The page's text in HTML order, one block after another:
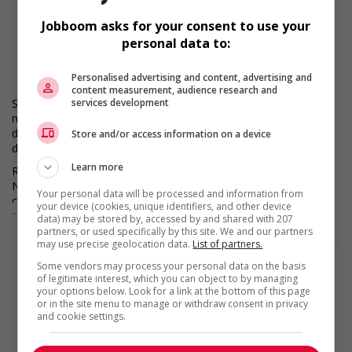
1 année d’expérience dans le domaine du commerce de
détail
1 année d’expérience en supervision d'équipe
Forte habileté à résoudre des problèmes
Minutie
Si vous êtes sélectionné pour une entrevue, veuillez informer
notre équipe en magasin pour vos besoins d'aménagements
durant le processus d'entrevue. Nous ferons le maximum afin
de répondre à vos besoins en matière d'accessibilité.
RONA est déterminée à encourager la diversité et l’inclusion.
Nous étudions la demande d’emploi de l’ensemble des
candidat(e)s qualifié(e)s, sans égard à leur race, couleur,
religion, orientation sexuelle, genre, nationalité d’origine, âge,
handicap ou tout autre statut protégé.
... Lire la suite
RONA inc.
RONA inc. est un chef de file du secteur de la rénovation
Jobboom asks for your consent to use your
personal data to:
Personalised advertising and content, advertising and
content measurement, audience research and
services development
Store and/or access information on a device
Learn more
Your personal data will be processed and information from
your device (cookies, unique identifiers, and other device
data) may be stored by, accessed by and shared with 207
partners, or used specifically by this site. We and our partners
may use precise geolocation data. List of partners.
Some vendors may process your personal data on the basis
of legitimate interest, which you can object to by managing
your options below. Look for a link at the bottom of this page
or in the site menu to manage or withdraw consent in privacy
and cookie settings.